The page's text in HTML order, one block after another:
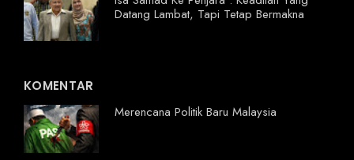
Datang Lambat, Tapi Tetap Bermakna
KOMENTAR
Merencana Politik Baru Malaysia